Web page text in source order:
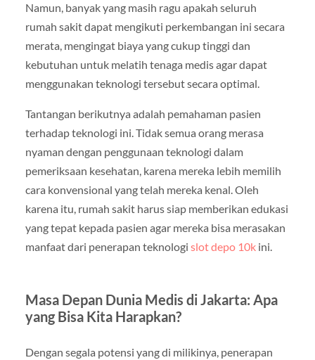
Namun, banyak yang masih ragu apakah seluruh
rumah sakit dapat mengikuti perkembangan ini secara
merata, mengingat biaya yang cukup tinggi dan
kebutuhan untuk melatih tenaga medis agar dapat
menggunakan teknologi tersebut secara optimal.
Tantangan berikutnya adalah pemahaman pasien
terhadap teknologi ini. Tidak semua orang merasa
nyaman dengan penggunaan teknologi dalam
pemeriksaan kesehatan, karena mereka lebih memilih
cara konvensional yang telah mereka kenal. Oleh
karena itu, rumah sakit harus siap memberikan edukasi
yang tepat kepada pasien agar mereka bisa merasakan
manfaat dari penerapan teknologi slot depo 10kini.
Masa Depan Dunia Medis di Jakarta: Apa
yang Bisa Kita Harapkan?
Dengan segala potensi yang di milikinya, penerapan